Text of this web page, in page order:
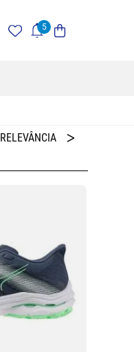
RELEVÂNCIA